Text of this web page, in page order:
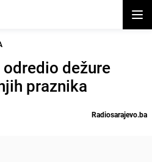
dežure
praznika
Radiosarajevo.ba